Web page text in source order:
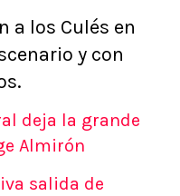
a los Culés en
y con
deja la grande
Almirón
salida de